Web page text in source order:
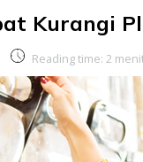
Kurangi
Reading time: 2